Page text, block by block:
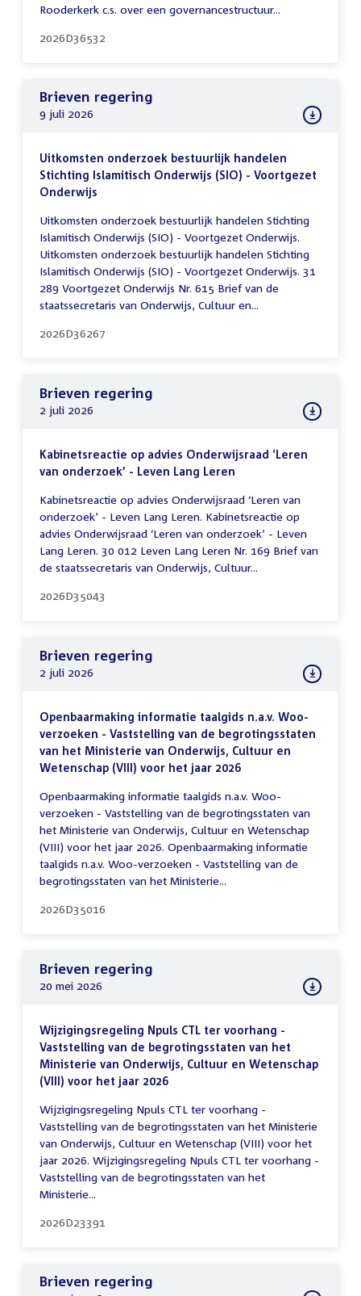
Rooderkerk c.s. over een governancestructuur...
2026D36532
Brieven regering
9 juli 2026
Uitkomsten onderzoek bestuurlijk handelen
Stichting Islamitisch Onderwijs (SIO) - Voortgezet
Onderwijs
Uitkomsten onderzoek bestuurlijk handelen Stichting
Islamitisch Onderwijs (SIO) - Voortgezet Onderwijs.
Uitkomsten onderzoek bestuurlijk handelen Stichting
Islamitisch Onderwijs (SIO) - Voortgezet Onderwijs. 31
289 Voortgezet Onderwijs Nr. 615 Brief van de
staatssecretaris van Onderwijs, Cultuur en...
2026D36267
Brieven regering
2 juli 2026
Kabinetsreactie op advies Onderwijsraad ‘Leren
van onderzoek’ - Leven Lang Leren
Kabinetsreactie op advies Onderwijsraad ‘Leren van
onderzoek’ - Leven Lang Leren. Kabinetsreactie op
advies Onderwijsraad ‘Leren van onderzoek’ - Leven
Lang Leren. 30 012 Leven Lang Leren Nr. 169 Brief van
de staatssecretaris van Onderwijs, Cultuur...
2026D35043
Brieven regering
2 juli 2026
Openbaarmaking informatie taalgids n.a.v. Woo-
verzoeken - Vaststelling van de begrotingsstaten
van het Ministerie van Onderwijs, Cultuur en
Wetenschap (VIII) voor het jaar 2026
Openbaarmaking informatie taalgids n.a.v. Woo-
verzoeken - Vaststelling van de begrotingsstaten van
het Ministerie van Onderwijs, Cultuur en Wetenschap
(VIII) voor het jaar 2026. Openbaarmaking informatie
taalgids n.a.v. Woo-verzoeken - Vaststelling van de
begrotingsstaten van het Ministerie...
2026D35016
Brieven regering
20 mei 2026
Wijzigingsregeling Npuls CTL ter voorhang -
Vaststelling van de begrotingsstaten van het
Ministerie van Onderwijs, Cultuur en Wetenschap
(VIII) voor het jaar 2026
Wijzigingsregeling Npuls CTL ter voorhang -
Vaststelling van de begrotingsstaten van het Ministerie
van Onderwijs, Cultuur en Wetenschap (VIII) voor het
jaar 2026. Wijzigingsregeling Npuls CTL ter voorhang -
Vaststelling van de begrotingsstaten van het
Ministerie...
2026D23391
Brieven regering